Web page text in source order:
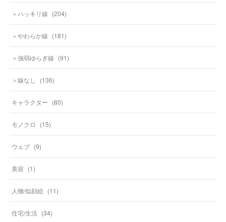
＞ハッキリ線 (204)
＞やわらか線 (181)
＞強弱ゆらぎ線 (91)
＞線なし (136)
キャラクター (80)
モノクロ (15)
ウェブ (9)
美容 (1)
人物/似顔絵 (11)
住宅/生活 (34)